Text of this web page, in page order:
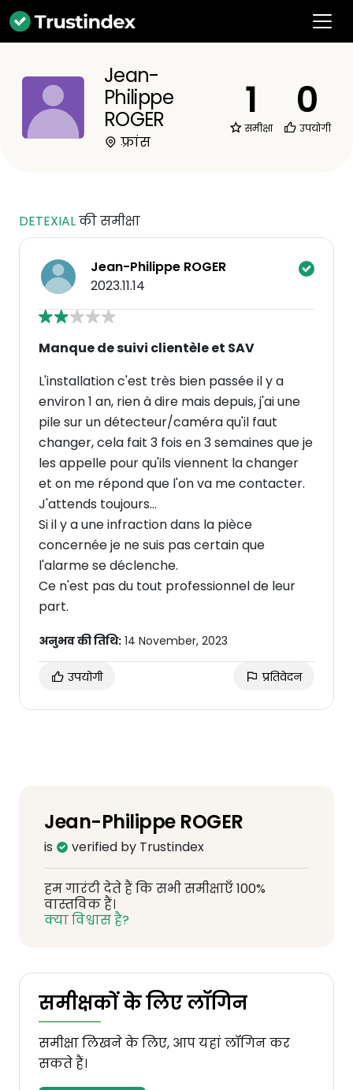
Jean-
Philippe
ROGER
फ़्रांस
1
समीक्षा
0
उपयोगी
DETEXIALकी समीक्षा
Jean-Philippe ROGER
2023.11.14
Manque de suivi clientèle et SAV
L'installation c'est très bien passée il y a
environ 1 an, rien à dire mais depuis, j'ai une
pile sur un détecteur/caméra qu'il faut
changer, cela fait 3 fois en 3 semaines que je
les appelle pour qu'ils viennent la changer
et on me répond que l'on va me contacter.
J'attends toujours...
Si il y a une infraction dans la pièce
concernée je ne suis pas certain que
l'alarme se déclenche.
Ce n'est pas du tout professionnel de leur
part.
अनुभव की तिथि: 14 November, 2023
उपयोगी प्रतिवेदन
Jean-Philippe ROGER
is verified by Trustindex
हम गारंटी देते हैं कि सभी समीक्षाएँ 100%
वास्तविक हैं।
क्या विश्वास है?
समीक्षकों के लिए लॉगिन
समीक्षा लिखने के लिए, आप यहां लॉगिन कर
सकते हैं।